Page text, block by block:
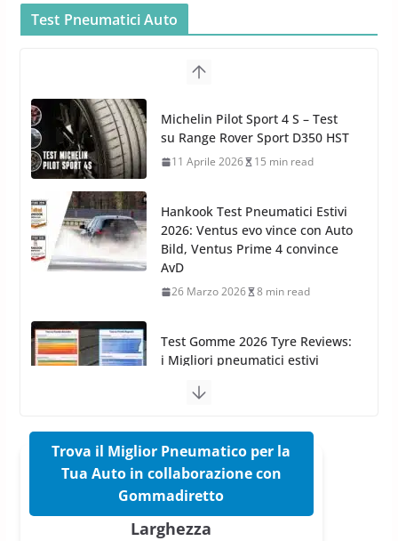
5 Maggio 2022
cura dell’Auto: la nuova linea
26 Marzo 2025 2 min read
Test Pneumatici Auto
11 Aprile 2026 15 min read
Bild, Ventus Prime 4 convince
AvD
26 Marzo 2026
sportivi a confronto
confermano il salto tecnico del
nuovo estivo premium
16 Marzo 2026
Trova il Miglior Pneumatico per la
Tua Auto in collaborazione con
Gommadiretto
Larghezza